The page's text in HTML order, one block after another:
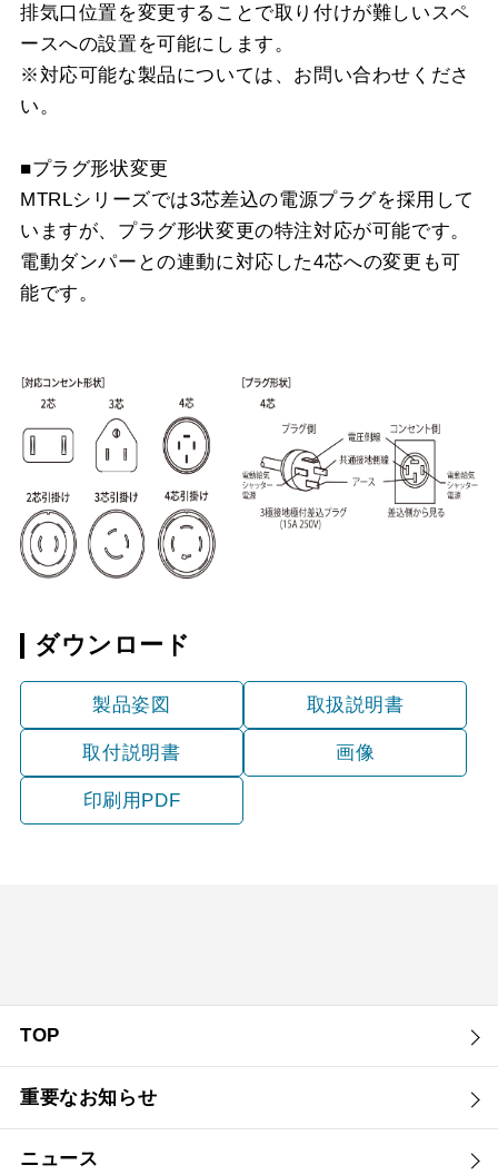
排気口位置を変更することで取り付けが難しいスペ
ースへの設置を可能にします。
※対応可能な製品については、お問い合わせくださ
い。
■プラグ形状変更
MTRLシリーズでは3芯差込の電源プラグを採用して
いますが、プラグ形状変更の特注対応が可能です。
電動ダンパーとの連動に対応した4芯への変更も可
能です。
ダウンロード
製品姿図 取扱説明書
取付説明書 画像
印刷用PDF
TOP
重要なお知らせ
ニュース